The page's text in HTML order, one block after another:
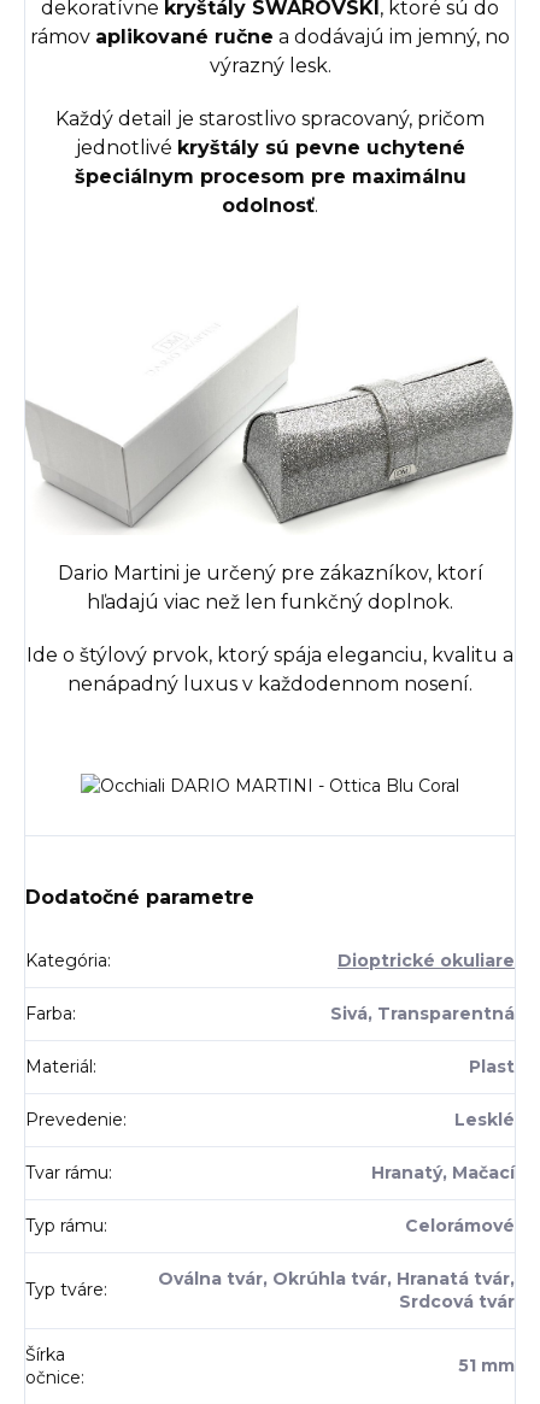
dekoratívne kryštály SWAROVSKI , ktoré sú do
rámov aplikované ručne a dodávajú im jemný, no
výrazný lesk.
Každý detail je starostlivo spracovaný, pričom
jednotlivé kryštály sú pevne uchytené
špeciálnym procesom pre maximálnu
odolnosť.
Dario Martini je určený pre zákazníkov, ktorí
hľadajú viac než len funkčný doplnok.
Ide o štýlový prvok, ktorý spája eleganciu, kvalitu a
nenápadný luxus v každodennom nosení.
Dodatočné parametre
Kategória: Dioptrické okuliare
Farba: Sivá, Transparentná
Materiál: Plast
Prevedenie: Lesklé
Tvar rámu: Hranatý, Mačací
Typ rámu: Celorámové
Typ tváre:
Oválna tvár, Okrúhla tvár, Hranatá tvár,
Srdcová tvár
Šírka
očnice:
51 mm